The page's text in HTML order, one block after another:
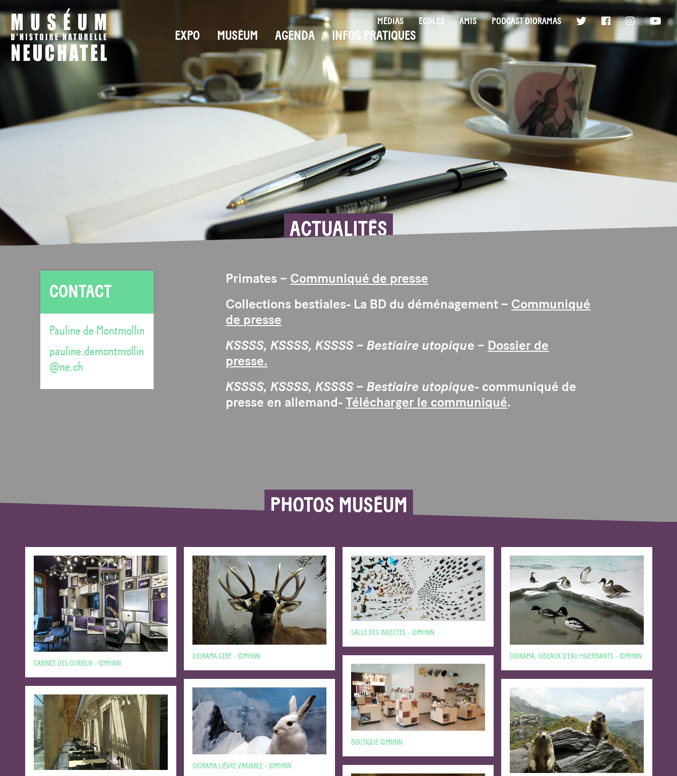
MÉDIAS ÉCOLES AMIS PODCAST DIORAMAS
EXPO MUSÉUM AGENDA INFOS PRATIQUES
ACTUALITÉS
CONTACT
Pauline de Montmollin
pauline.demontmollin
@ne.ch
Primates – Communiqué de presse
Collections bestiales- La BD du déménagement – Communiqué
de presse
KSSSS, KSSSS, KSSSS – Bestiaire utopique – Dossier de
presse.
KSSSS, KSSSS, KSSSS – Bestiaire utopique- communiqué de
presse en allemand-Télécharger le communiqué.
PHOTOS MUSÉUM
CABINET DES CURIEUX - ©MHNN
DIORAMA CERF - ©MHNN
SALLE DES INSECTES - ©MHNN
DIORAMA, OISEAUX D'EAU HIVERNANTS - ©MHNN
BOUTIQUE ©MHNN
DIORAMA LIÈVRE VARIABLE - ©MHNN